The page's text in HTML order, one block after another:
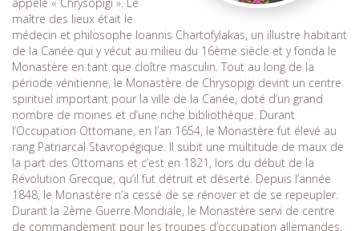
maître des lieux était le
médecin et philosophe Ioannis Chartofylakas, un illustre habitant
de la Canée qui y vécut au milieu du 16ème siècle et y fonda le
Monastère en tant que cloître masculin. Tout au long de la
période vénitienne, le Monastère de Chrysopigi devint un centre
spirituel important pour la ville de la Canée, doté d’un grand
nombre de moines et d’une riche bibliothèque. Durant
l’Occupation Ottomane, en l’an 1654, le Monastère fut élevé au
rang Patriarcal Stavropégique. Il subit une multitude de maux de
la part des Ottomans et c’est en 1821, lors du début de la
Révolution Grecque, qu’il fut détruit et déserté. Depuis l’année
1848, le Monastère n’a cessé de se rénover et de se repeupler.
Durant la 2ème Guerre Mondiale, le Monastère servi de centre
de commandement pour les troupes d’occupation allemandes.